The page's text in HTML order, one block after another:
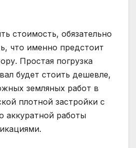
стоимость, обязательно
что именно предстоит
Простая погрузка
будет стоить дешевле,
земляных работ в
плотной застройки с
аккуратной работы